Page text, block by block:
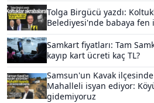
Tolga Birgücü yazdı:
Belediyesi'nde babaya fen
Samkart fiyatları: Tam
kayıp kart ücreti kaç TL?
Samsun'un Kavak
Mahalleli isyan ediyor:
gidemiyoruz